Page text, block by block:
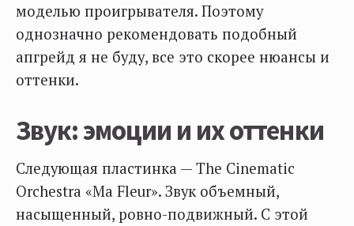
моделью проигрывателя. Поэтому
однозначно рекомендовать подобный
апгрейд я не буду, все это скорее нюансы и
оттенки.
Звук: эмоции и их оттенки
Следующая пластинка — The Cinematic
Orchestra «Ma Fleur». Звук объемный,
насыщенный, ровно-подвижный. С этой